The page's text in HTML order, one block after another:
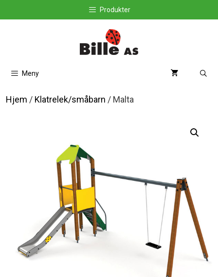
til
Produkter
Meny
Hjem / Klatrelek/småbarn / Malta